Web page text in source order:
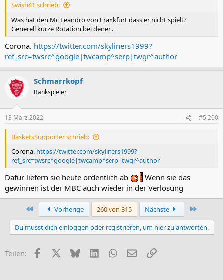
Swish41 schrieb:
Was hat den Mc Leandro von Frankfurt dass er nicht spielt?
Generell kurze Rotation bei denen.
Corona. https://twitter.com/skyliners1999?
ref_src=twsrc^google|twcamp^serp|twgr^author
Schmarrkopf
Bankspieler
13 März 2022 #5.200
BasketsSupporter schrieb:
Corona. https://twitter.com/skyliners1999?
ref_src=twsrc^google|twcamp^serp|twgr^author
Dafür liefern sie heute ordentlich ab
Wenn sie das
gewinnen ist der MBC auch wieder in der Verlosung
Erste Vorherige 260 von 315 Nächste
Du musst dich einloggen oder registrieren, um hier zu antworten.
Teilen: FacebookX (Twitter)
BlueskyLinkedInWhatsApp
E-MailLink